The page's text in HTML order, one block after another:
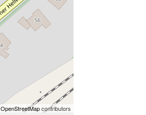
OpenStreetMapcontributors